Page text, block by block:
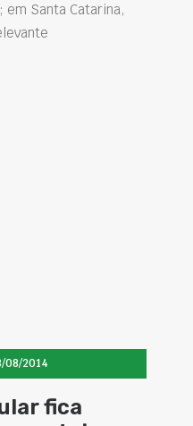
Santa Catarina,
08/2014
fica